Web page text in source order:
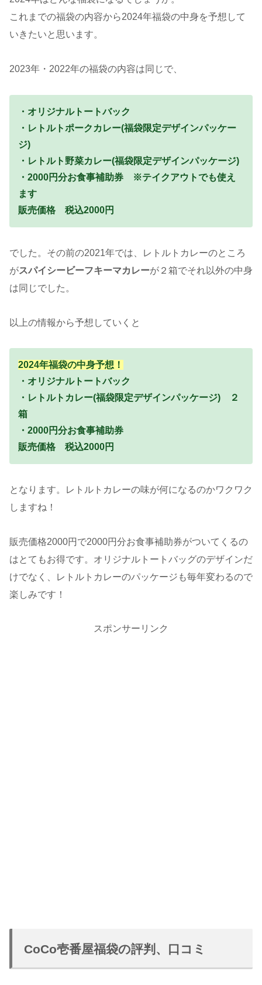
これまでの福袋の内容から2024年福袋の中身を予想して
いきたいと思います。
2023年・2022年の福袋の内容は同じで、
・オリジナルトートバック
・レトルトポークカレー(福袋限定デザインパッケー
ジ)
・レトルト野菜カレー(福袋限定デザインパッケージ)
・2000円分お食事補助券 ※テイクアウトでも使え
ます
販売価格 税込2000円
でした。その前の2021年では、レトルトカレーのところ
がスパイシービーフキーマカレーが２箱でそれ以外の中身
は同じでした。
以上の情報から予想していくと
2024年福袋の中身予想！
・オリジナルトートバック
・レトルトカレー(福袋限定デザインパッケージ) ２
箱
・2000円分お食事補助券
販売価格 税込2000円
となります。レトルトカレーの味が何になるのかワクワク
しますね！
販売価格2000円で2000円分お食事補助券がついてくるの
はとてもお得です。オリジナルトートバッグのデザインだ
けでなく、レトルトカレーのパッケージも毎年変わるので
楽しみです！
スポンサーリンク
CoCo壱番屋福袋の評判、口コミ